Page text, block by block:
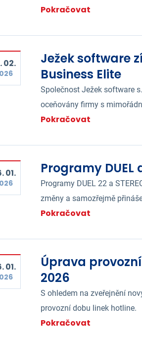
Pokračovat
02.
Ježek software
Business Elite
Společnost Ježek software
oceňovány firmy s
Pokračovat
01. Programy DUEL
Programy DUEL 22 a
změny a samozřejmě
Pokračovat
01.
Úprava
2026
S ohledem na zveřejnění
provozní dobu linek hotline.
Pokračovat